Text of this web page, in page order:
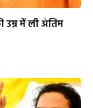
उम्र में ली अंतिम